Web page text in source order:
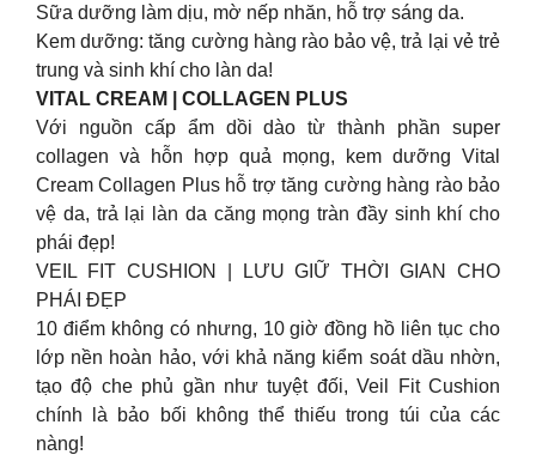
Sữa dưỡng làm dịu, mờ nếp nhăn, hỗ trợ sáng da.
Kem dưỡng: tăng cường hàng rào bảo vệ, trả lại vẻ trẻ
trung và sinh khí cho làn da!
VITAL CREAM | COLLAGEN PLUS
Với nguồn cấp ẩm dồi dào từ thành phần super
collagen và hỗn hợp quả mọng, kem dưỡng Vital
Cream Collagen Plus hỗ trợ tăng cường hàng rào bảo
vệ da, trả lại làn da căng mọng tràn đầy sinh khí cho
phái đẹp!
VEIL FIT CUSHION | LƯU GIỮ THỜI GIAN CHO
PHÁI ĐẸP
10 điểm không có nhưng, 10 giờ đồng hồ liên tục cho
lớp nền hoàn hảo, với khả năng kiểm soát dầu nhờn,
tạo độ che phủ gần như tuyệt đối, Veil Fit Cushion
chính là bảo bối không thể thiếu trong túi của các
nàng!